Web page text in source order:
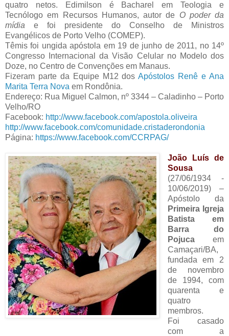
quatro netos. Edimilson é Bacharel em Teologia e
Tecnólogo em Recursos Humanos, autor de O poder da
mídia e foi presidente do Conselho de Ministros
Evangélicos de Porto Velho (COMEP).
Têmis foi ungida apóstola em 19 de junho de 2011, no 14º
Congresso Internacional da Visão Celular no Modelo dos
Doze, no Centro de Convenções em Manaus.
Fizeram parte da Equipe M12 dosApóstolos Renê e Ana
Marita Terra Nova em Rondônia.
Endereço: Rua Miguel Calmon, nº 3344 – Caladinho – Porto
Velho/RO
Facebook: http://www.facebook.com/apostola.oliveira
http://www.facebook.com/comunidade.cristaderondonia
Página: https://www.facebook.com/CCRPAG/
João Luís de
Sousa
(27/06/1934 -
10/06/2019) –
Apóstolo da
Primeira Igreja
Batista em
Barra do
Pojucaem
Camaçari/BA,
fundada em 2
de novembro
de 1994, com
quarenta e
quatro
membros.
Foi casado
com a